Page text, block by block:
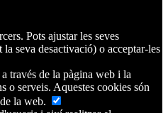
Pots ajustar les seves
seva desactivació) o acceptar-les
través de la pàgina web i la
o serveis. Aquestes cookies són
la web.